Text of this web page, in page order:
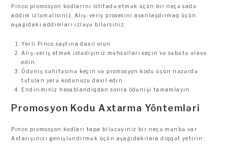
Pinco promosyon kodlarını istifadə etmək üçün bir neçə sadə
addım izləməlisiniz. Alış-veriş prosesini asanlaşdırmaq üçün
aşağıdakı addımları izləyə bilərsiniz:
Yerli Pinco saytına daxil olun.
Alış-veriş etmək istədiyiniz məhsulları seçin və səbətə əlavə
edin.
Ödəniş səhifəsinə keçin və promosyon kodu üçün nəzərdə
tutulan yerə kodunuzu daxil edin.
Endiriminiz hesablandıqdan sonra ödənişi tamamlayın.
Promosyon Kodu Axtarma Yöntemləri
Pinco promosyon kodları tapa biləcəyiniz bir neçə mənbə var.
Axtarışınızı genişləndirmək üçün aşağıdakılara diqqət yetirin: